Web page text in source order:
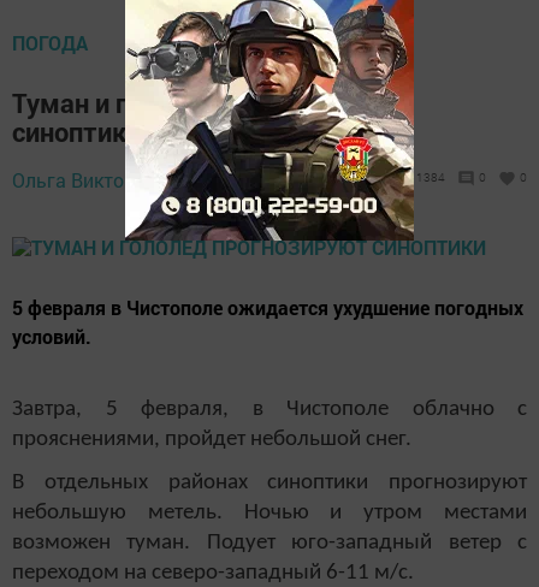
ПОГОДА
Туман и гололед прогнозируют
синоптики
Ольга Викторова, 4 февраля 2020 - 16:42 1384 0 0
5 февраля в Чистополе ожидается ухудшение погодных
условий.
Завтра, 5 февраля, в Чистополе облачно с
прояснениями, пройдет небольшой снег.
В отдельных районах синоптики прогнозируют
небольшую метель. Ночью и утром местами
возможен туман. Подует юго-западный ветер с
переходом на северо-западный 6-11 м/с.